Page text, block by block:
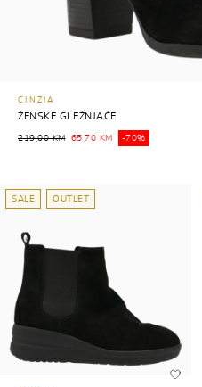
CINZIA
ŽENSKE GLEŽNJAČE
219,00 KM 65,70 KM -70%
SALE OUTLET